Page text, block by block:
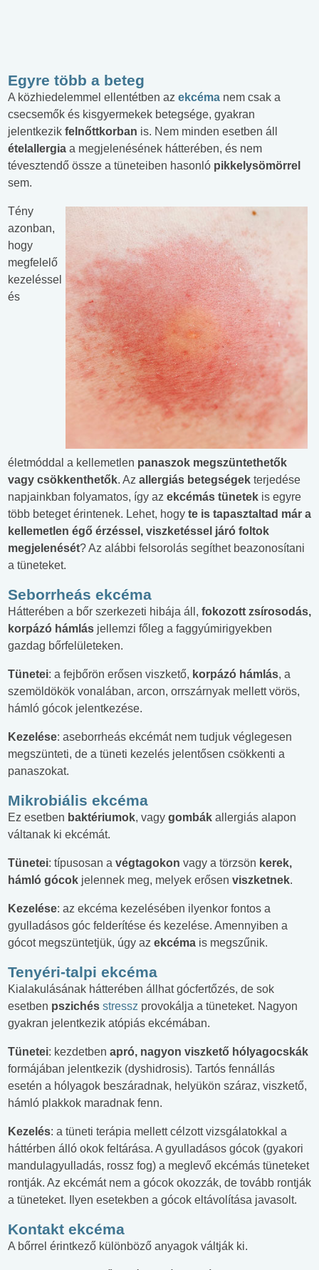
Egyre több a beteg
A közhiedelemmel ellentétben az ekcéma nem csak a
csecsemők és kisgyermekek betegsége, gyakran
jelentkezik felnőttkorban is. Nem minden esetben áll
ételallergia a megjelenésének hátterében, és nem
tévesztendő össze a tüneteiben hasonló pikkelysömörrel
sem.
Tény
azonban,
hogy
megfelelő
kezeléssel
és
életmóddal a kellemetlen panaszok megszüntethetők
vagy csökkenthetők. Az allergiás betegségek terjedése
napjainkban folyamatos, így az ekcémás tünetek is egyre
több beteget érintenek. Lehet, hogy te is tapasztaltad már a
kellemetlen égő érzéssel, viszketéssel járó foltok
megjelenését? Az alábbi felsorolás segíthet beazonosítani
a tüneteket.
Seborrheás ekcéma
Hátterében a bőr szerkezeti hibája áll, fokozott zsírosodás,
korpázó hámlás jellemzi főleg a faggyúmirigyekben
gazdag bőrfelületeken.
Tünetei: a fejbőrön erősen viszkető, korpázó hámlás, a
szemöldökök vonalában, arcon, orrszárnyak mellett vörös,
hámló gócok jelentkezése.
Kezelése: aseborrheás ekcémát nem tudjuk véglegesen
megszünteti, de a tüneti kezelés jelentősen csökkenti a
panaszokat.
Mikrobiális ekcéma
Ez esetben baktériumok, vagy gombák allergiás alapon
váltanak ki ekcémát.
Tünetei: típusosan a végtagokon vagy a törzsön kerek,
hámló gócok jelennek meg, melyek erősen viszketnek.
Kezelése: az ekcéma kezelésében ilyenkor fontos a
gyulladásos góc felderítése és kezelése. Amennyiben a
gócot megszüntetjük, úgy az ekcéma is megszűnik.
Tenyéri-talpi ekcéma
Kialakulásának hátterében állhat gócfertőzés, de sok
esetben pszichés stressz provokálja a tüneteket. Nagyon
gyakran jelentkezik atópiás ekcémában.
Tünetei: kezdetben apró, nagyon viszkető hólyagocskák
formájában jelentkezik (dyshidrosis). Tartós fennállás
esetén a hólyagok beszáradnak, helyükön száraz, viszkető,
hámló plakkok maradnak fenn.
Kezelés: a tüneti terápia mellett célzott vizsgálatokkal a
háttérben álló okok feltárása. A gyulladásos gócok (gyakori
mandulagyulladás, rossz fog) a meglevő ekcémás tüneteket
rontják. Az ekcémát nem a gócok okozzák, de tovább rontják
a tüneteket. Ilyen esetekben a gócok eltávolítása javasolt.
Kontakt ekcéma
A bőrrel érintkező különböző anyagok váltják ki.